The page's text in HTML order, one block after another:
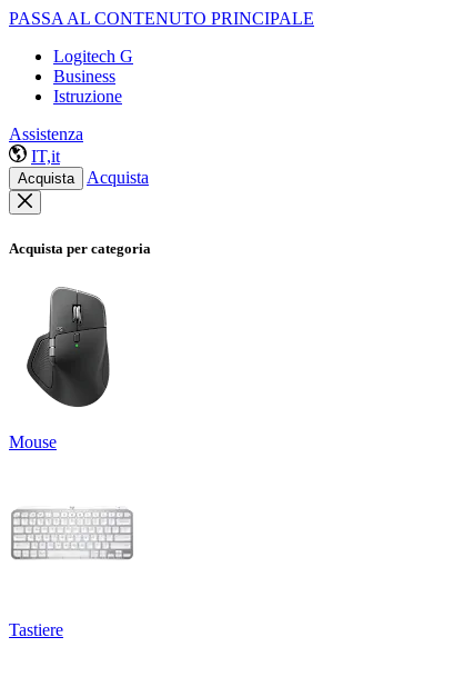
PASSA AL CONTENUTO PRINCIPALE
Logitech G
Business
Istruzione
Assistenza
IT,it
Acquista Acquista
Acquista per categoria
Mouse
Tastiere